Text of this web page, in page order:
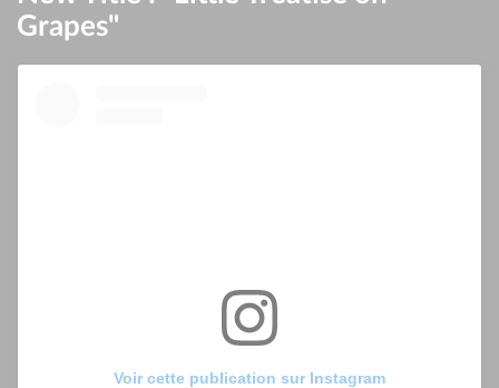
Grapes"
Voir cette publication sur Instagram